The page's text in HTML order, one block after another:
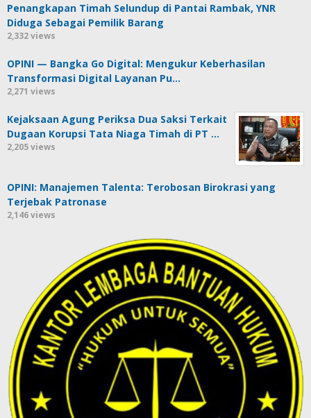
Penangkapan Timah Selundup di Pantai Rambak, YNR
Diduga Sebagai Pemilik Barang
2,332 views
OPINI — Bangka Go Digital: Mengukur Keberhasilan
Transformasi Digital Layanan Pu…
2,271 views
Kejaksaan Agung Periksa Dua Saksi Terkait
Dugaan Korupsi Tata Niaga Timah di PT …
2,205 views
OPINI: Manajemen Talenta: Terobosan Birokrasi yang
Terjebak Patronase
2,146 views